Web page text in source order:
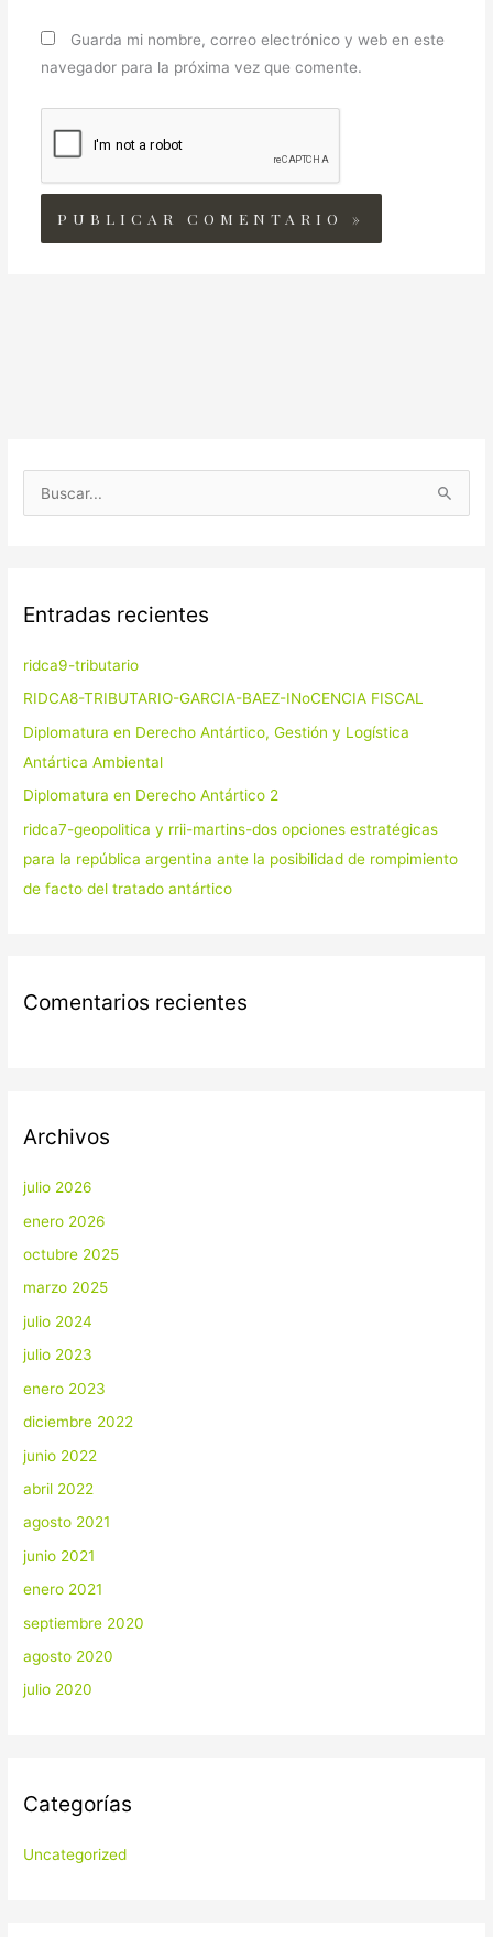
Guarda mi nombre, correo electrónico y web en este
navegador para la próxima vez que comente.
a
p
o
r
:
Entradas recientes
ridca9-tributario
RIDCA8-TRIBUTARIO-GARCIA-BAEZ-INoCENCIA FISCAL
Diplomatura en Derecho Antártico, Gestión y Logística
Antártica Ambiental
Diplomatura en Derecho Antártico 2
ridca7-geopolitica y rrii-martins-dos opciones estratégicas
para la república argentina ante la posibilidad de rompimiento
de facto del tratado antártico
Comentarios recientes
Archivos
julio 2026
enero 2026
octubre 2025
marzo 2025
julio 2024
julio 2023
enero 2023
diciembre 2022
junio 2022
abril 2022
agosto 2021
junio 2021
enero 2021
septiembre 2020
agosto 2020
julio 2020
Categorías
Uncategorized